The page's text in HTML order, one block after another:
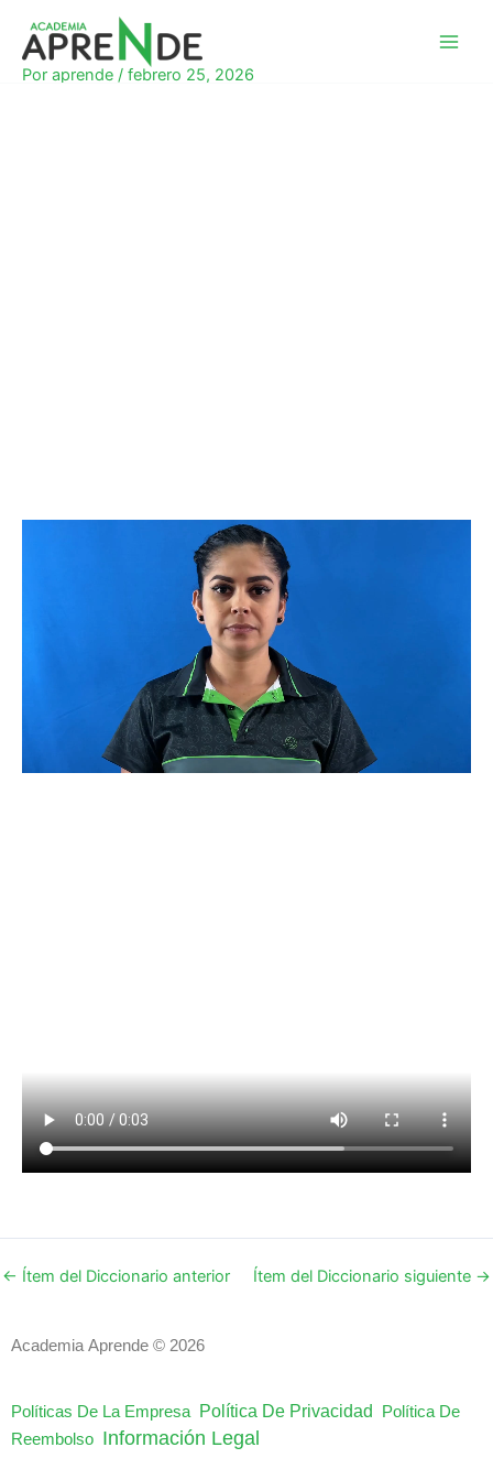
contenido
Por aprende / febrero 25, 2026
← Ítem del Diccionario anterior Ítem del Diccionario siguiente →
Academia Aprende © 2026
Políticas De La Empresa Política De Privacidad
Política De
Reembolso Información Legal